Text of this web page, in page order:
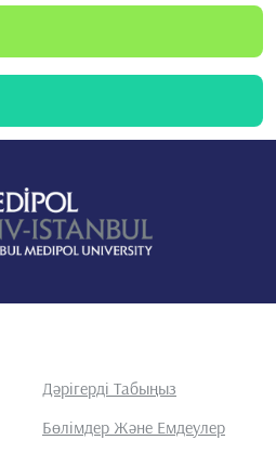
Дәрігерді Табыңыз
Бөлімдер Және Емдеулер